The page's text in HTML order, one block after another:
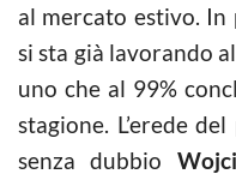
al mercato estivo. In
si sta già lavorando
uno che al 99%
stagione. L’erede
senza dubbio